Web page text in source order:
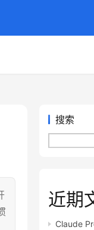
搜索
近期
Claude